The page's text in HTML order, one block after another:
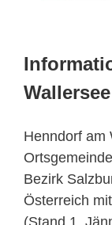
Wallersee
Henndorf am
Bezirk
Österreich